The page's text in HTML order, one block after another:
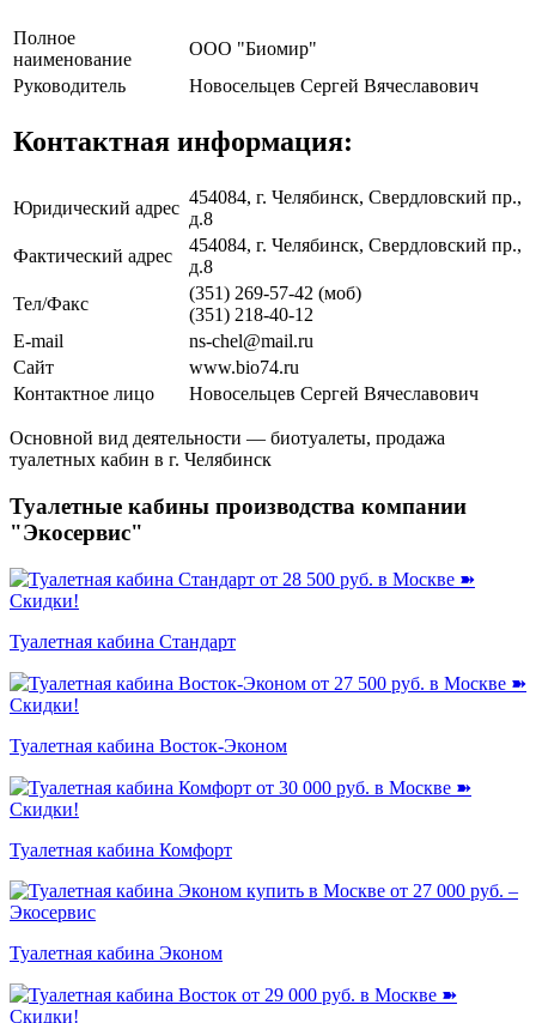
Полное
наименование
ООО "Биомир"
Руководитель
Новосельцев Сергей Вячеславович
Контактная информация:
Юридический адрес
454084, г. Челябинск, Свердловский пр.,
д.8
Фактический адрес
454084, г. Челябинск, Свердловский пр.,
д.8
Тел/Факс
(351) 269-57-42 (моб)
(351) 218-40-12
E-mail
ns-chel@mail.ru
Сайт
www.bio74.ru
Контактное лицо
Новосельцев Сергей Вячеславович
Основной вид деятельности — биотуалеты, продажа
туалетных кабин в г. Челябинск
Туалетные кабины производства компании
"Экосервис"
Туалетная кабина Стандарт
Туалетная кабина Восток-Эконом
Туалетная кабина Комфорт
Туалетная кабина Эконом